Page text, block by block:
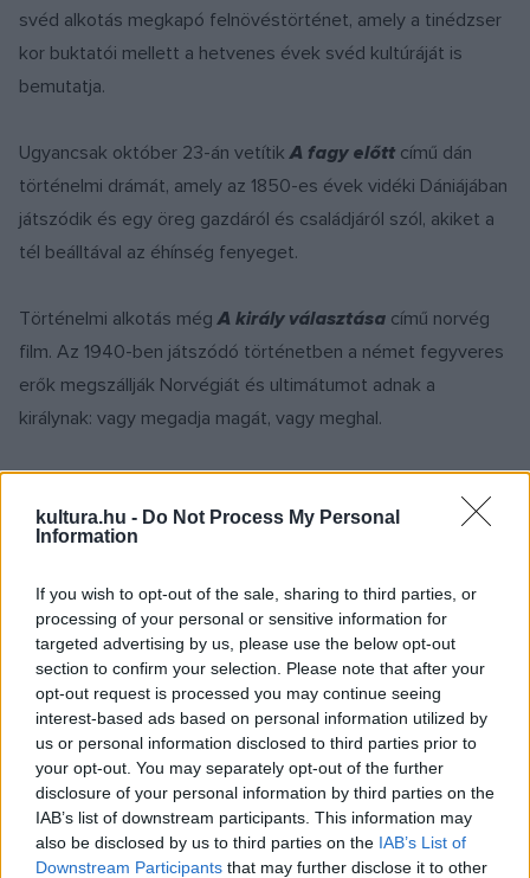
kultura.hu - Do Not Process My Personal
Information
If you wish to opt-out of the sale, sharing to third parties, or
processing of your personal or sensitive information for
targeted advertising by us, please use the below opt-out
section to confirm your selection. Please note that after your
opt-out request is processed you may continue seeing
interest-based ads based on personal information utilized by
us or personal information disclosed to third parties prior to
your opt-out. You may separately opt-out of the further
disclosure of your personal information by third parties on the
IAB’s list of downstream participants. This information may
also be disclosed by us to third parties on the IAB’s List of
Downstream Participants that may further disclose it to other
svéd alkotás megkapó felnövéstörténet, amely a tinédzser
kor buktatói mellett a hetvenes évek svéd kultúráját is
bemutatja.
Ugyancsak október 23-án vetítikA fagy előtt című dán
történelmi drámát, amely az 1850-es évek vidéki Dániájában
játszódik és egy öreg gazdáról és családjáról szól, akiket a
tél beálltával az éhínség fenyeget.
Történelmi alkotás mégA király választása című norvég
film. Az 1940-ben játszódó történetben a német fegyveres
erők megszállják Norvégiát és ultimátumot adnak a
királynak: vagy megadja magát, vagy meghal.
című filmet október 22-én tűzik műsorra. A film Jan Baalsrud,
el: 1943-ban tizenkét norvég ellenállót fogtak el a nácik egy
honfitársuk árulását követően, egyedül Baalstrudnak sikerült
elmenekülnie.
Harry Martinson Nobel-díjas svéd szerzőAniara című
tudományos-fantasztikus verses eposzának filmes
adaptációját október 22-én láthatja a magyar közönség. A
történet szerint miután a Föld lakhatatlanná válik, az
embereket új hazájukba, a Marsra költöztetik.